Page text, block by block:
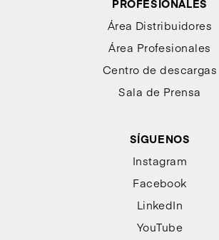
Área Distribuidores
Área Profesionales
Centro de descargas
Sala de Prensa
SÍGUENOS
Instagram
Facebook
LinkedIn
YouTube